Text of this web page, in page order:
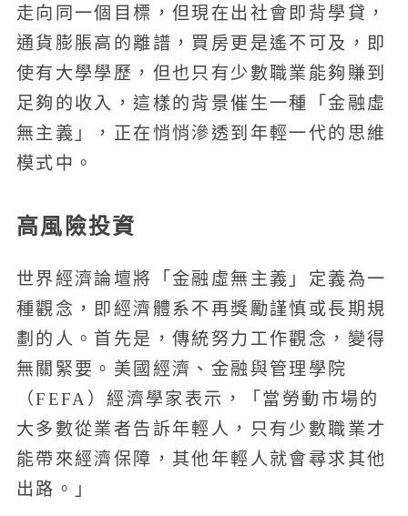
走向同一個目標，但現在出社會即背學貸，
通貨膨脹高的離譜，買房更是遙不可及，即
使有大學學歷，但也只有少數職業能夠賺到
足夠的收入，這樣的背景催生一種「金融虛
無主義」，正在悄悄滲透到年輕一代的思維
模式中。
高風險投資
世界經濟論壇將「金融虛無主義」定義為一
種觀念，即經濟體系不再獎勵謹慎或長期規
劃的人。首先是，傳統努力工作觀念，變得
無關緊要。美國經濟、金融與管理學院
（FEFA）經濟學家表示，「當勞動市場的
大多數從業者告訴年輕人，只有少數職業才
能帶來經濟保障，其他年輕人就會尋求其他
出路。」